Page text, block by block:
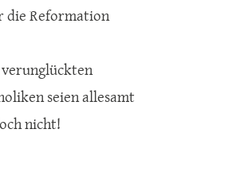
die Reformation
seien allesamt
nicht!